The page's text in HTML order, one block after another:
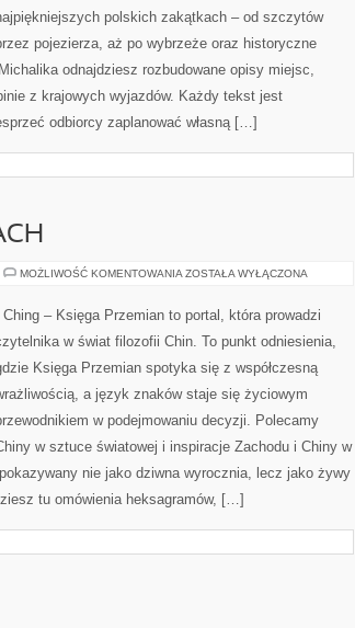
polskich zakątkach – od szczytów
pojezierza, aż po wybrzeże oraz historyczne
odnajdziesz rozbudowane opisy miejsc,
z krajowych wyjazdów. Każdy tekst jest
odbiorcy zaplanować własną […]
MOŻLIWOŚĆ KOMENTOWANIA EDUKACJA
ZOSTAŁA WYŁĄCZONA
I Ching – Księga Przemian to portal, która prowadzi
w świat filozofii Chin. To punkt odniesienia,
Księga Przemian spotyka się z współczesną
a język znaków staje się życiowym
w podejmowaniu decyzji. Polecamy
w sztuce światowej i inspiracje Zachodu i Chiny w
nie jako dziwna wyrocznia, lecz jako żywy
tu omówienia heksagramów, […]